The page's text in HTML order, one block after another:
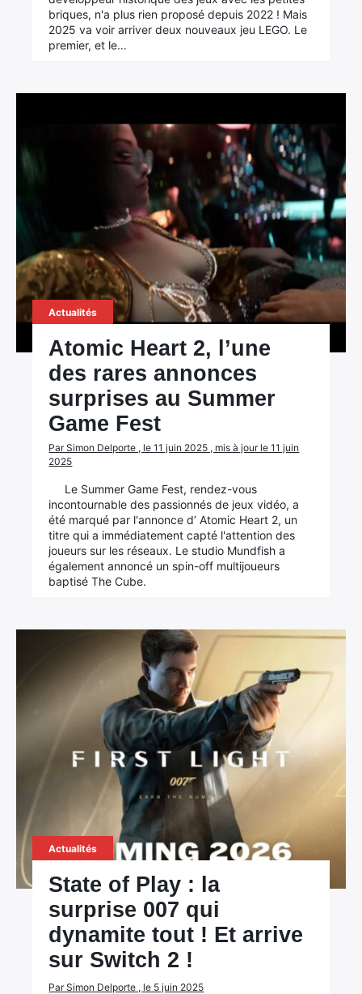
briques, n'a plus rien proposé depuis 2022 ! Mais
2025 va voir arriver deux nouveaux jeu LEGO. Le
premier, et le…
Actualités
Atomic Heart 2, l’une
des rares annonces
surprises au Summer
Game Fest
Par Simon Delporte , le 11 juin 2025 , mis à jour le 11 juin
2025
Le Summer Game Fest, rendez-vous
incontournable des passionnés de jeux vidéo, a
été marqué par l'annonce d’ Atomic Heart 2, un
titre qui a immédiatement capté l'attention des
joueurs sur les réseaux. Le studio Mundfish a
également annoncé un spin-off multijoueurs
baptisé The Cube.
Actualités
State of Play : la
surprise 007 qui
dynamite tout ! Et arrive
sur Switch 2 !
Par Simon Delporte , le 5 juin 2025